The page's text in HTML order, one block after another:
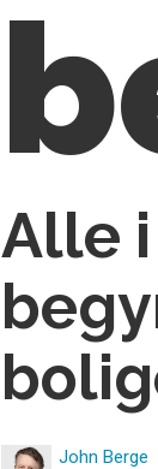
Alle
John Berge